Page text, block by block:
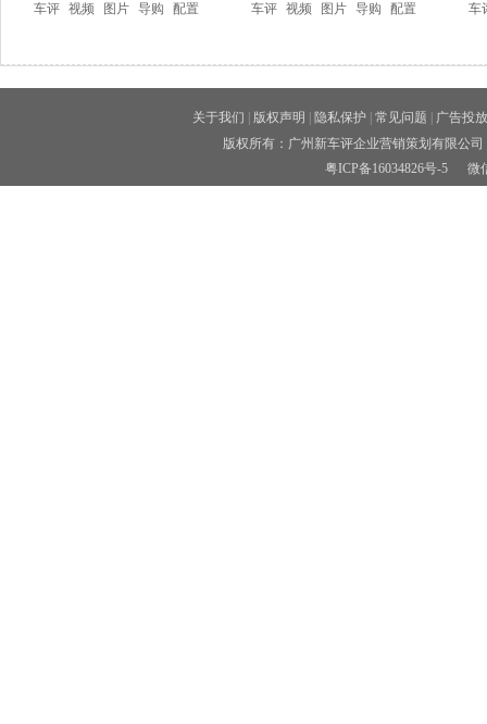
车评 视频 图片 导购 配置
车评 视频 图片 导购 配置
车
关于我们 版权声明 隐私保护 常见问题
广告投放
版权所有：广州新车评企业营销策划有限公
粤ICP备16034826号-5微信